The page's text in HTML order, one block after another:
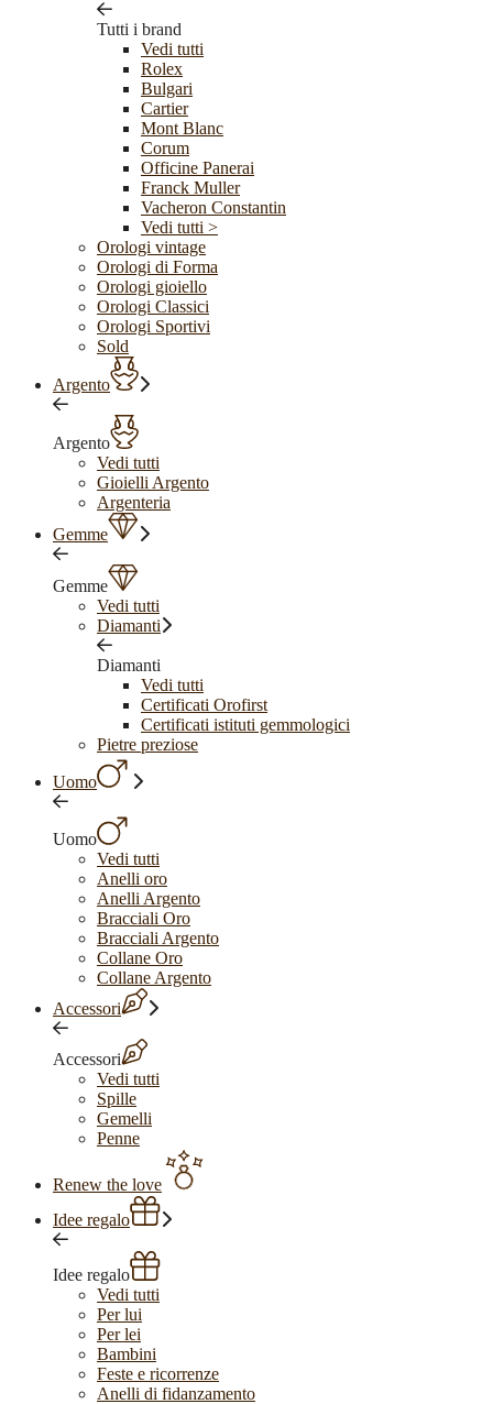
Tutti i brand
Vedi tutti
Rolex
Bulgari
Cartier
Mont Blanc
Corum
Officine Panerai
Franck Muller
Vacheron Constantin
Vedi tutti >
Orologi vintage
Orologi di Forma
Orologi gioiello
Orologi Classici
Orologi Sportivi
Sold
Argento
Argento
Vedi tutti
Gioielli Argento
Argenteria
Gemme
Gemme
Vedi tutti
Diamanti
Diamanti
Vedi tutti
Certificati Orofirst
Certificati istituti gemmologici
Pietre preziose
Uomo
Uomo
Vedi tutti
Anelli oro
Anelli Argento
Bracciali Oro
Bracciali Argento
Collane Oro
Collane Argento
Accessori
Accessori
Vedi tutti
Spille
Gemelli
Penne
Renew the love
Idee regalo
Idee regalo
Vedi tutti
Per lui
Per lei
Bambini
Feste e ricorrenze
Anelli di fidanzamento